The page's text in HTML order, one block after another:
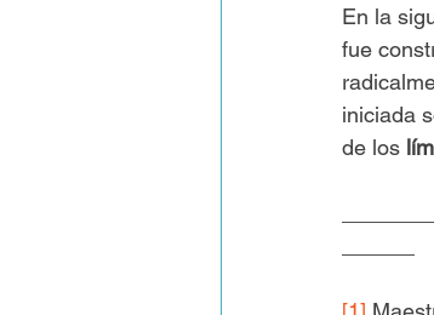
En la
fue
iniciada
de los